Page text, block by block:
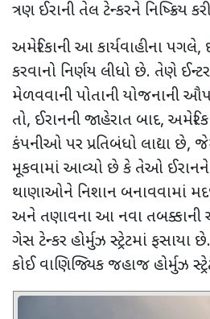
ત્રણ ઈરાની તેલ ટેન્કરને નિષ્ક્રિય
અમેરિકાની આ કાર્યવાહીના પગલે,
કરવાનો નિર્ણય લીધો છે. તેણે
મેળવવાની પોતાની યોજનાની
તો, ઈરાનની જાહેરાત બાદ,
કંપનીઓ પર પ્રતિબંધો લાદ્યા છે,
મૂકવામાં આવ્યો છે કે તેઓ ઈરાનને
થાણાઓને નિશાન બનાવવામાં
અને તણાવના આ નવા
ગેસ ટેન્કર હોર્મુઝ સ્ટ્રેટમાં ફસાયા
કોઈ વાણિજ્યિક જહાજ હોર્મુઝ